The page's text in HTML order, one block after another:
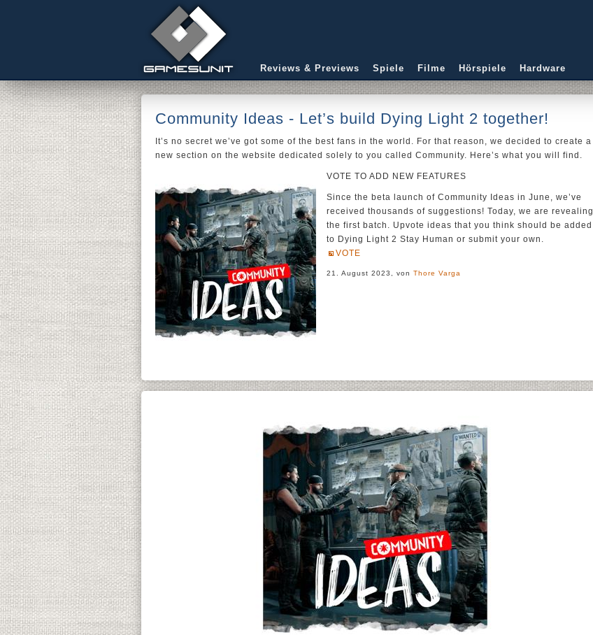
Reviews & Previews Spiele Filme Hörspiele Hardware
Community Ideas - Let’s build Dying Light 2 together!
It’s no secret we’ve got some of the best fans in the world. For that reason, we decided to create a
new section on the website dedicated solely to you called Community. Here’s what you will find.
VOTE TO ADD NEW FEATURES
Since the beta launch of Community Ideas in June, we’ve
received thousands of suggestions! Today, we are revealing
the first batch. Upvote ideas that you think should be added
to Dying Light 2 Stay Human or submit your own.
VOTE
21. August 2023, von Thore Varga